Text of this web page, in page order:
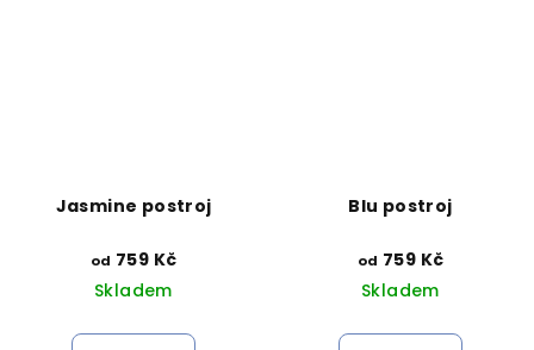
Jasmine postroj
od 759 Kč
Skladem
Blu postroj
od 759 Kč
Skladem